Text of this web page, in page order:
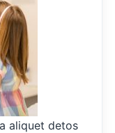
aliquet detos